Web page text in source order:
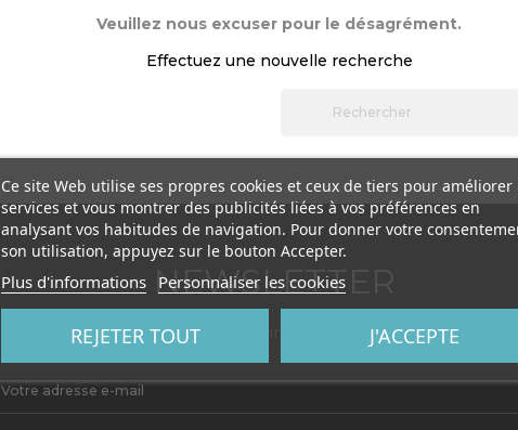
Veuillez nous excuser pour le désagrément.
Effectuez une nouvelle recherche
NEWSLETTER
Vous pouvez vous désinscrire à tout moment.
Ce site Web utilise ses propres cookies et ceux de tiers pour améliorer
services et vous montrer des publicités liées à vos préférences en
analysant vos habitudes de navigation. Pour donner votre
son utilisation, appuyez sur le bouton Accepter.
Plus d'informations Personnaliser les cookies
REJETER TOUT J'ACCEPTE